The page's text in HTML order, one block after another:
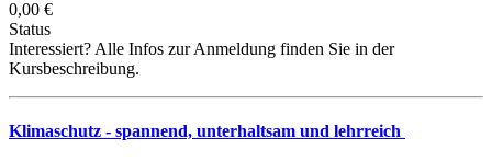
0,00 €
Status
Interessiert? Alle Infos zur Anmeldung finden Sie in der
Kursbeschreibung.
Klimaschutz - spannend, unterhaltsam und lehrreich